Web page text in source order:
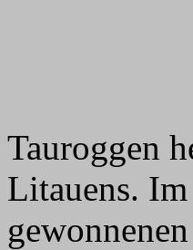
Tauroggen
Litauens.